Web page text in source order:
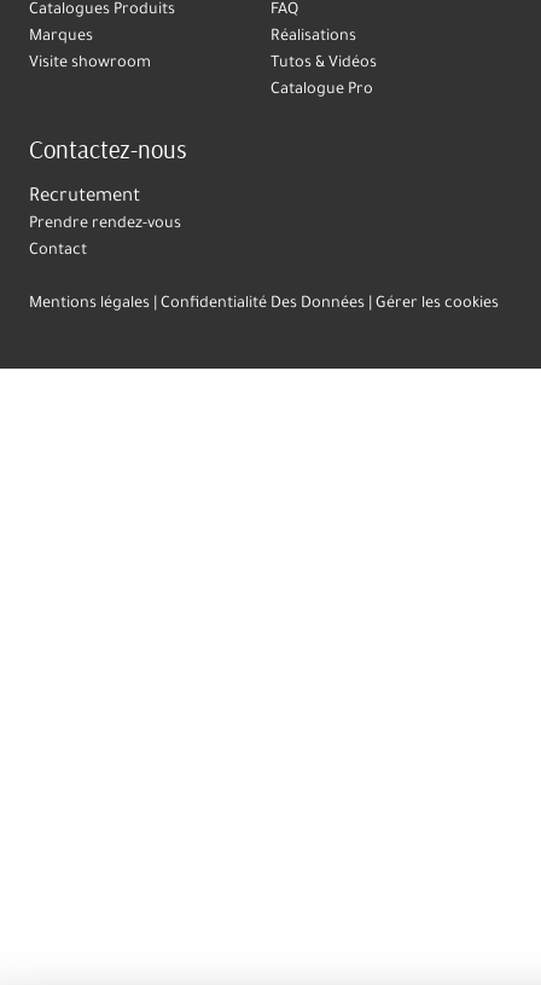
Catalogues Produits
Marques
Visite showroom
FAQ
Réalisations
Tutos & Vidéos
Catalogue Pro
Contactez-nous
Recrutement
Prendre rendez-vous
Contact
Mentions légales Confidentialité Des Données Gérer les cookies